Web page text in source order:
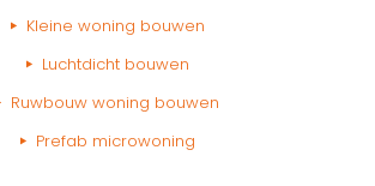
Kleine woning bouwen
Luchtdicht bouwen
Ruwbouw woning bouwen
Prefab microwoning